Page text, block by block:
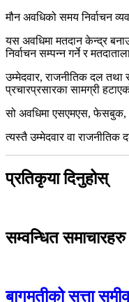
मौन अवधिको समय निर्वाचन
यस अवधिमा मतदान केन्द्र
निर्वाचन सम्पन्न गर्ने र
उम्मेदवार, राजनीतिक दल तथा
प्रचारप्रसारका सामग्री
सो अवधिमा एसएमएस, फेसबुक,
त्यस्तै उम्मेदवार वा राजनीतिक
प्रतिकृया दिनुहोस्
सम्वन्धित समाचारहरु
बागमतीको सत्ता